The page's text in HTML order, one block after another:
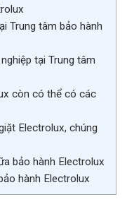
Trung tâm bảo hành
tại Trung tâm
còn có thể có các
Electrolux, chúng
bảo hành Electrolux
hành Electrolux